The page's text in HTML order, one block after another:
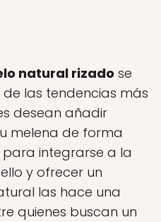
natural rizado se
las tendencias más
desean añadir
melena de forma
integrarse a la
y ofrecer un
las hace una
quienes buscan un